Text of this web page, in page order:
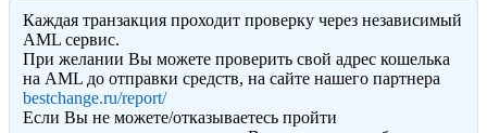
Каждая транзакция проходит проверку через независимый
AML сервис.
При желании Вы можете проверить свой адрес кошелька
на AML до отправки средств, на сайте нашего партнера
bestchange.ru/report/
Eсли Вы не можете/отказываетесь пройти